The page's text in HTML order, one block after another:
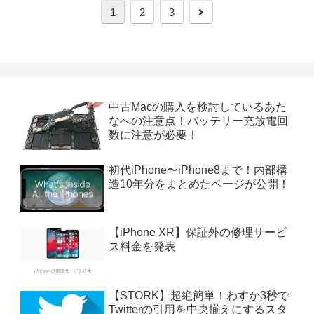
1 2 3
次
中古Macの購入を検討しているあた
なへの注意点！バッテリー充放電回
数に注意が必要！
初代iPhone〜iPhone8まで！内部構
造10年分をまとめたページが公開！
【iPhone XR】保証外の修理サービ
ス料金を発表
【STORK】超絶簡単！わすか3秒で
Twitterの引用を中央揃えにするスタ